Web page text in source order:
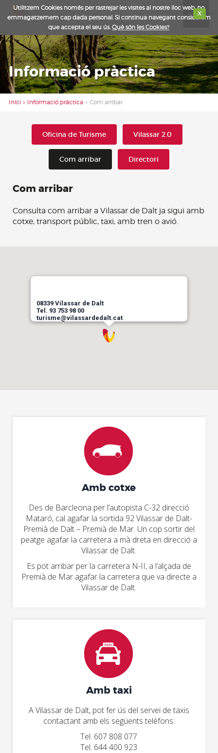
Utilitzem Cookies només per rastrejar les visites al nostre lloc web, no
emmagatzemem cap dada personal. Si continua navegant considerem
que accepta el seu ús.
X
Què són les Cookies?
Toggle
Informació pràctica
Inici Informació pràctica Com arribar
Oficina de Turisme Vilassar 2.0
Com arribar Directori
Com arribar
Consulta com arribar a Vilassar de Dalt ja sigui amb
cotxe, transport públic, taxi, amb tren o avió.
08339 Vilassar de Dalt
Tel. 93 753 98 00
turisme@vilassardedalt.cat
Amb cotxe
Des de Barcleona per l’autopista C-32 direcció
Mataró, cal agafar la sortida 92 Vilassar de Dalt-
Premià de Dalt – Premià de Mar. Un cop sortir del
peatge agafar la carretera a mà dreta en direcció a
Vilassar de Dalt.
Es pot arribar per la carretera N-II, a l’alçada de
Premià de Mar agafar la carretera que va directe a
Vilassar de Dalt.
Amb taxi
A Vilassar de Dalt, pot fer ús del servei de taxis
contactant amb els següents telèfons:
Tel. 607 808 077
Tel. 644 400 923